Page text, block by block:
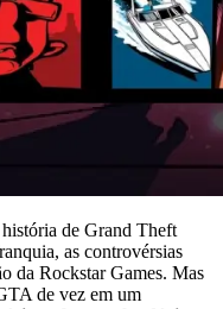
de Grand Theft
as controvérsias
da Rockstar Games. Mas
de vez em um